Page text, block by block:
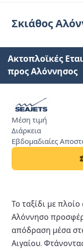
Σκιάθος
Ακτοπλοϊκές
προς Αλόννησος
Το ταξίδι με
Αλόννησο
απόδραση μέσα
Αιγαίου.